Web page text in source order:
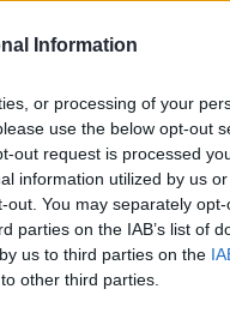
Information
or processing of your
use the below opt-out
out request is processed
information utilized by us
You may separately
parties on the IAB’s list of
us to third parties on the
other third parties.
niitä myös muista
Skyscannerinavulla.
tai lähimaista.